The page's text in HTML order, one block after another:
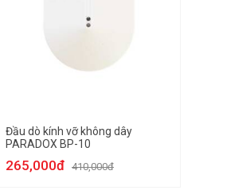
Đầu dò kính vỡ không dây
PARADOX BP-10
265,000đ 410,000đ